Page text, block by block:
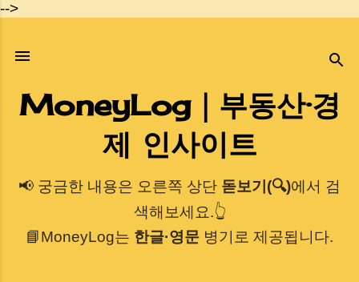
-->
기본 콘텐츠로 건너뛰기
MoneyLog｜부동산·경
제 인사이트
📢 궁금한 내용은 오른쪽 상단 돋보기(🔍)에서 검
색해보세요.👆
📘MoneyLog는 한글·영문 병기로 제공됩니다.